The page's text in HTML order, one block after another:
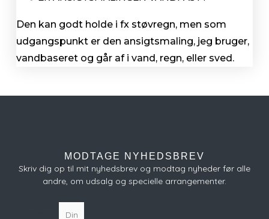
Den kan godt holde i fx støvregn, men som
udgangspunkt er den ansigtsmaling, jeg bruger,
vandbaseret og går af i vand, regn, eller sved.
MODTAGE NYHEDSBREV
Skriv dig op til mit nyhedsbrev og modtag nyheder før alle
andre, om udsalg og specielle arrangementer.